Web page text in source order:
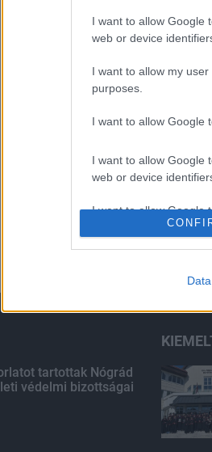
I want to allow Google
web or device
I want to allow my
purposes.
I want to allow Google
I want to allow Google
web or device
I want to allow Google
authentication
tartottak Nógrád
védelmi bizottságai